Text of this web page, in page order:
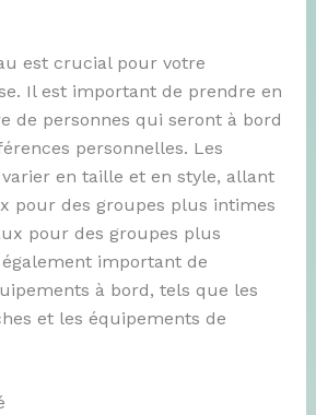
est crucial pour votre
Il est important de prendre en
de personnes qui seront à bord
personnelles. Les
en taille et en style, allant
pour des groupes plus intimes
pour des groupes plus
important de
à bord, tels que les
et les équipements de